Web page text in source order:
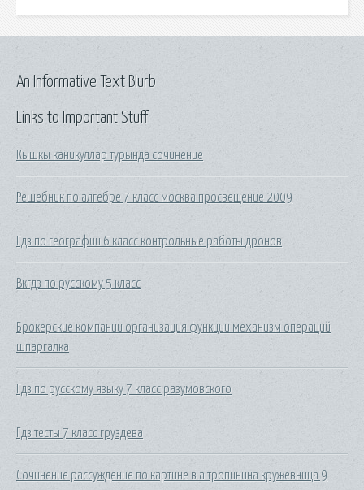
Links to Important Stuff
Кышкы каникуллар турында сочинение
Решебник по алгебре 7 класс москва просвещение 2009
Гдз по географии 6 класс контрольные работы дронов
Вкгдз по русскому 5 класс
Брокерские компании организация функции механизм операций
шпаргалка
Гдз по русскому языку 7 класс разумовского
Гдз тесты 7 класс груздева
Сочинение рассуждение по картине в.а тропинина кружевница 9
An Informative Text Blurb